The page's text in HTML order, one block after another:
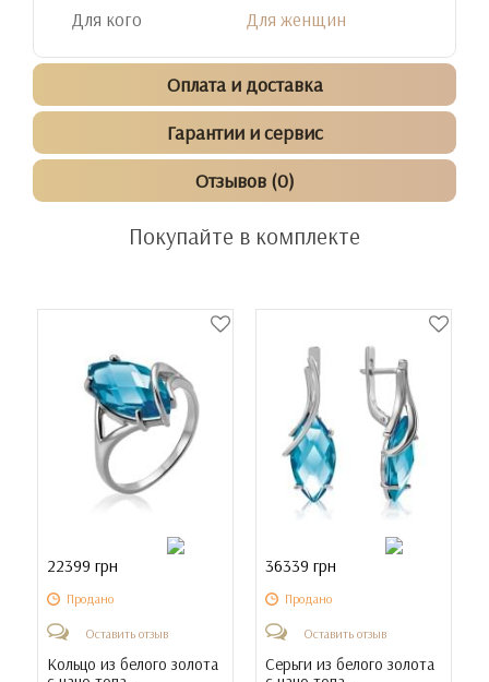
Для кого Для женщин
Оплата и доставка
Гарантии и сервис
Отзывов (0)
Покупайте в комплекте
22399 грн
Продано
Оставить отзыв
Кольцо из белого золота
36339 грн
Продано
Оставить отзыв
Серьги из белого золота